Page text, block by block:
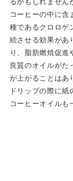
コーヒーの中に
種であるクロロゲ
続させる効果があ
り、脂肪燃焼促進
良質のオイルが
が上がることはあ
ドリップの際に
コーヒーオイルも